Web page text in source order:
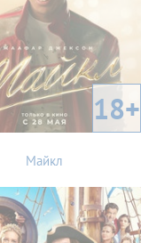
18+
Майкл